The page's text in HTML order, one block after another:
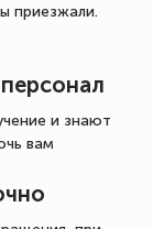
приезжали.
и знают
вам